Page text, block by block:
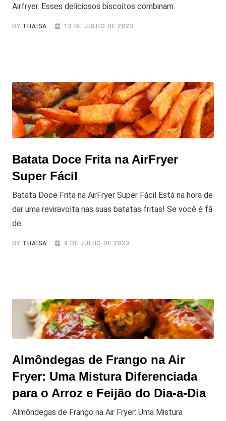
Airfryer. Esses deliciosos biscoitos combinam
BY THAISA 10 DE JULHO DE 2023
Batata Doce Frita na AirFryer
Super Fácil
Batata Doce Frita na AirFryer Super Fácil Está na hora de
dar uma reviravolta nas suas batatas fritas! Se você é fã
de
BY THAISA 9 DE JULHO DE 2023
Almôndegas de Frango na Air
Fryer: Uma Mistura Diferenciada
para o Arroz e Feijão do Dia-a-Dia
Almôndegas de Frango na Air Fryer: Uma Mistura